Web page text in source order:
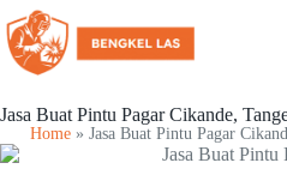
Jasa Buat Pintu Pagar Cikande,
Home » Jasa Buat Pintu Pagar